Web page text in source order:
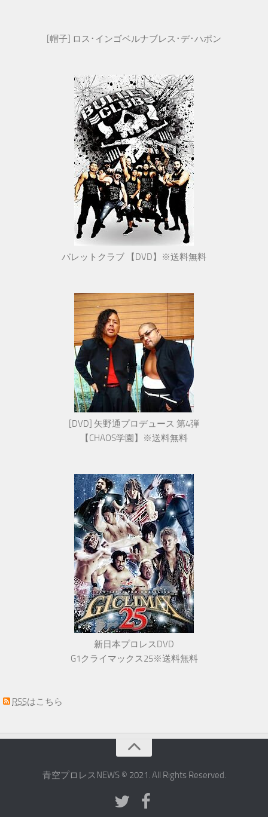
[帽子] ロス･インゴベルナブレス･デ･ハポン
バレットクラブ 【DVD】※送料無料
[DVD] 矢野通プロデュース 第4弾
【CHAOS学園】※送料無料
新日本プロレスDVD
G1クライマックス25※送料無料
RSSはこちら
青空プロレスNEWS © 2021. All Rights Reserved.